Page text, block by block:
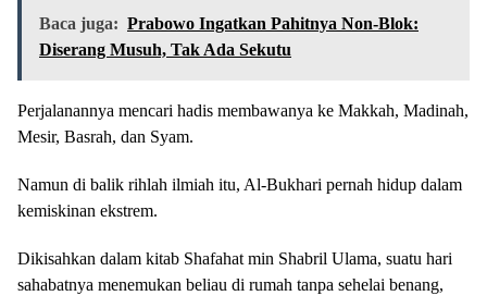
Baca juga: Prabowo Ingatkan Pahitnya Non-Blok:
Diserang Musuh, Tak Ada Sekutu
Perjalanannya mencari hadis membawanya ke Makkah, Madinah,
Mesir, Basrah, dan Syam.
Namun di balik rihlah ilmiah itu, Al-Bukhari pernah hidup dalam
kemiskinan ekstrem.
Dikisahkan dalam kitab Shafahat min Shabril Ulama, suatu hari
sahabatnya menemukan beliau di rumah tanpa sehelai benang,